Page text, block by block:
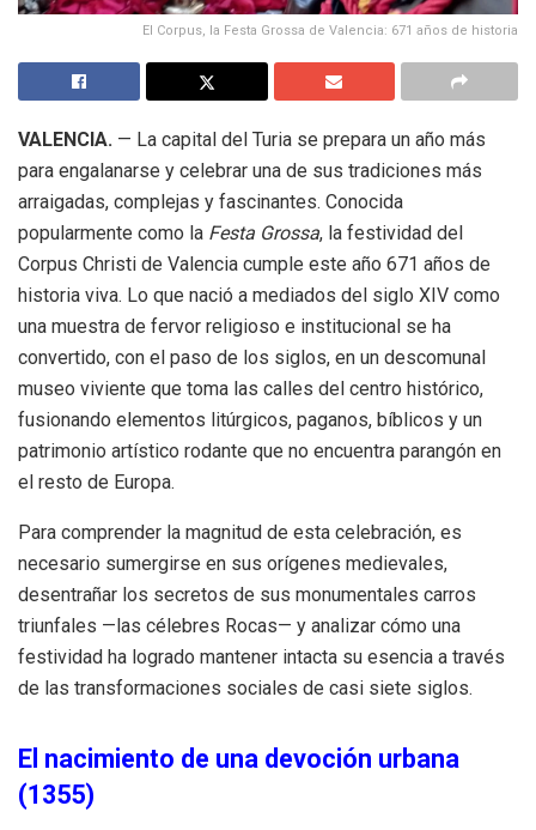
El Corpus, la Festa Grossa de Valencia: 671 años de historia
VALENCIA. — La capital del Turia se prepara un año más
para engalanarse y celebrar una de sus tradiciones más
arraigadas, complejas y fascinantes. Conocida
popularmente como la Festa Grossa, la festividad del
Corpus Christi de Valencia cumple este año 671 años de
historia viva. Lo que nació a mediados del siglo XIV como
una muestra de fervor religioso e institucional se ha
convertido, con el paso de los siglos, en un descomunal
museo viviente que toma las calles del centro histórico,
fusionando elementos litúrgicos, paganos, bíblicos y un
patrimonio artístico rodante que no encuentra parangón en
el resto de Europa.
Para comprender la magnitud de esta celebración, es
necesario sumergirse en sus orígenes medievales,
desentrañar los secretos de sus monumentales carros
triunfales —las célebres Rocas— y analizar cómo una
festividad ha logrado mantener intacta su esencia a través
de las transformaciones sociales de casi siete siglos.
El nacimiento de una devoción urbana
(1355)